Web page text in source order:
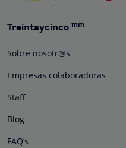
Treintaycinco mm
Sobre nosotr@s
Empresas colaboradoras
Staff
Blog
FAQ’s